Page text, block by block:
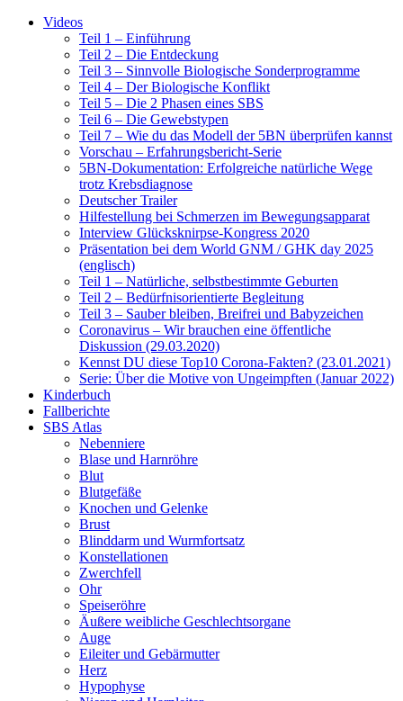
Videos
Teil 1 – Einführung
Teil 2 – Die Entdeckung
Teil 3 – Sinnvolle Biologische Sonderprogramme
Teil 4 – Der Biologische Konflikt
Teil 5 – Die 2 Phasen eines SBS
Teil 6 – Die Gewebstypen
Teil 7 – Wie du das Modell der 5BN überprüfen kannst
Vorschau – Erfahrungsbericht-Serie
5BN-Dokumentation: Erfolgreiche natürliche Wege
trotz Krebsdiagnose
Deutscher Trailer
Hilfestellung bei Schmerzen im Bewegungsapparat
Interview Glücksknirpse-Kongress 2020
Präsentation bei dem World GNM / GHK day 2025
(englisch)
Teil 1 – Natürliche, selbstbestimmte Geburten
Teil 2 – Bedürfnisorientierte Begleitung
Teil 3 – Sauber bleiben, Breifrei und Babyzeichen
Coronavirus – Wir brauchen eine öffentliche
Diskussion (29.03.2020)
Kennst DU diese Top10 Corona-Fakten? (23.01.2021)
Serie: Über die Motive von Ungeimpften (Januar 2022)
Kinderbuch
Fallberichte
SBS Atlas
Nebenniere
Blase und Harnröhre
Blut
Blutgefäße
Knochen und Gelenke
Brust
Blinddarm und Wurmfortsatz
Konstellationen
Zwerchfell
Ohr
Speiseröhre
Äußere weibliche Geschlechtsorgane
Auge
Eileiter und Gebärmutter
Herz
Hypophyse